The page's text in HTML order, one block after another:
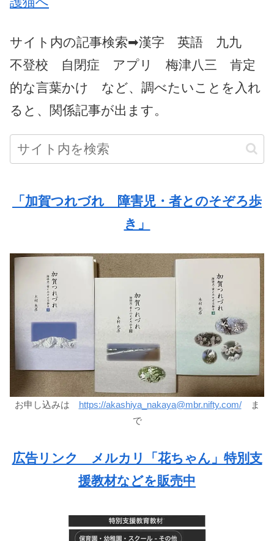
サイト内の記事検索➡漢字 英語 九九
不登校 自閉症 アプリ 梅津八三 肯定
的な言葉かけ など、調べたいことを入れ
ると、関係記事が出ます。
「加賀つれづれ 障害児・者とのそぞろ歩
き」
お申し込みは https://akashiya_nakaya@mbr.nifty.com/ま
で
広告リンク メルカリ「花ちゃん」特別支
援教材などを販売中